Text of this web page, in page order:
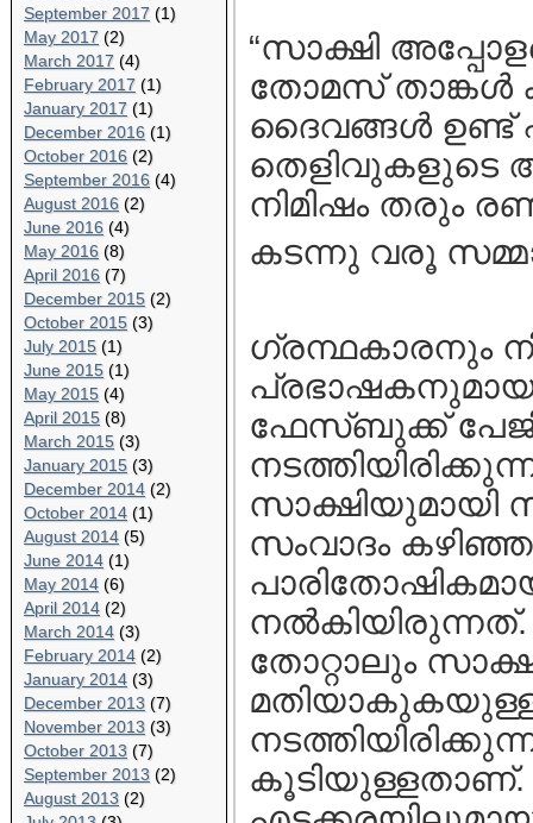
September 2017 (1)
May 2017 (2)
March 2017 (4)
February 2017 (1)
January 2017 (1)
December 2016 (1)
October 2016 (2)
September 2016 (4)
August 2016 (2)
June 2016 (4)
May 2016 (8)
April 2016 (7)
December 2015 (2)
October 2015 (3)
July 2015 (1)
June 2015 (1)
May 2015 (4)
April 2015 (8)
March 2015 (3)
January 2015 (3)
December 2014 (2)
October 2014 (1)
August 2014 (5)
June 2014 (1)
May 2014 (6)
April 2014 (2)
March 2014 (3)
February 2014 (2)
January 2014 (3)
December 2013 (7)
November 2013 (3)
October 2013 (7)
September 2013 (2)
August 2013 (2)
“സാക്ഷി
തോമസ്‌ താങ്കള്‍
ദൈവങ്ങള്‍
തെളിവുകളുടെ
നിമിഷം തരും
കടന്നു വരൂ
ഗ്രന്ഥകാരനും
ഫേസ്ബുക്ക്
സംവാദം
നല്‍കിയിരുന്നത്.
തോറ്റാലും